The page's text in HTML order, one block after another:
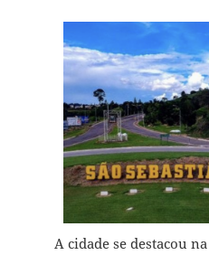
A cidade se destacou